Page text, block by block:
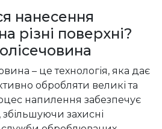
нанесення
різні поверхні?
– це технологія, яка дає
обробляти великі та
напилення забезпечує
захисні